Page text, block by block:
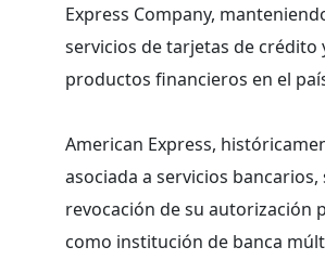
Express Company,
servicios de tarjetas de crédito
productos financieros en el
American Express,
asociada a servicios bancarios,
revocación de su autorización
como institución de banca